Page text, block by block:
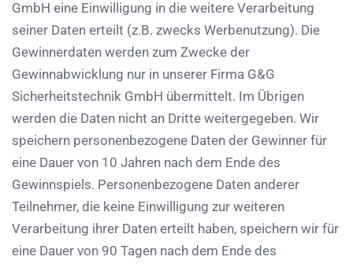
GmbH eine Einwilligung in die weitere Verarbeitung
seiner Daten erteilt (z.B. zwecks Werbenutzung). Die
Gewinnerdaten werden zum Zwecke der
Gewinnabwicklung nur in unserer Firma G&G
Sicherheitstechnik GmbH übermittelt. Im Übrigen
werden die Daten nicht an Dritte weitergegeben. Wir
speichern personenbezogene Daten der Gewinner für
eine Dauer von 10 Jahren nach dem Ende des
Gewinnspiels. Personenbezogene Daten anderer
Teilnehmer, die keine Einwilligung zur weiteren
Verarbeitung ihrer Daten erteilt haben, speichern wir für
eine Dauer von 90 Tagen nach dem Ende des